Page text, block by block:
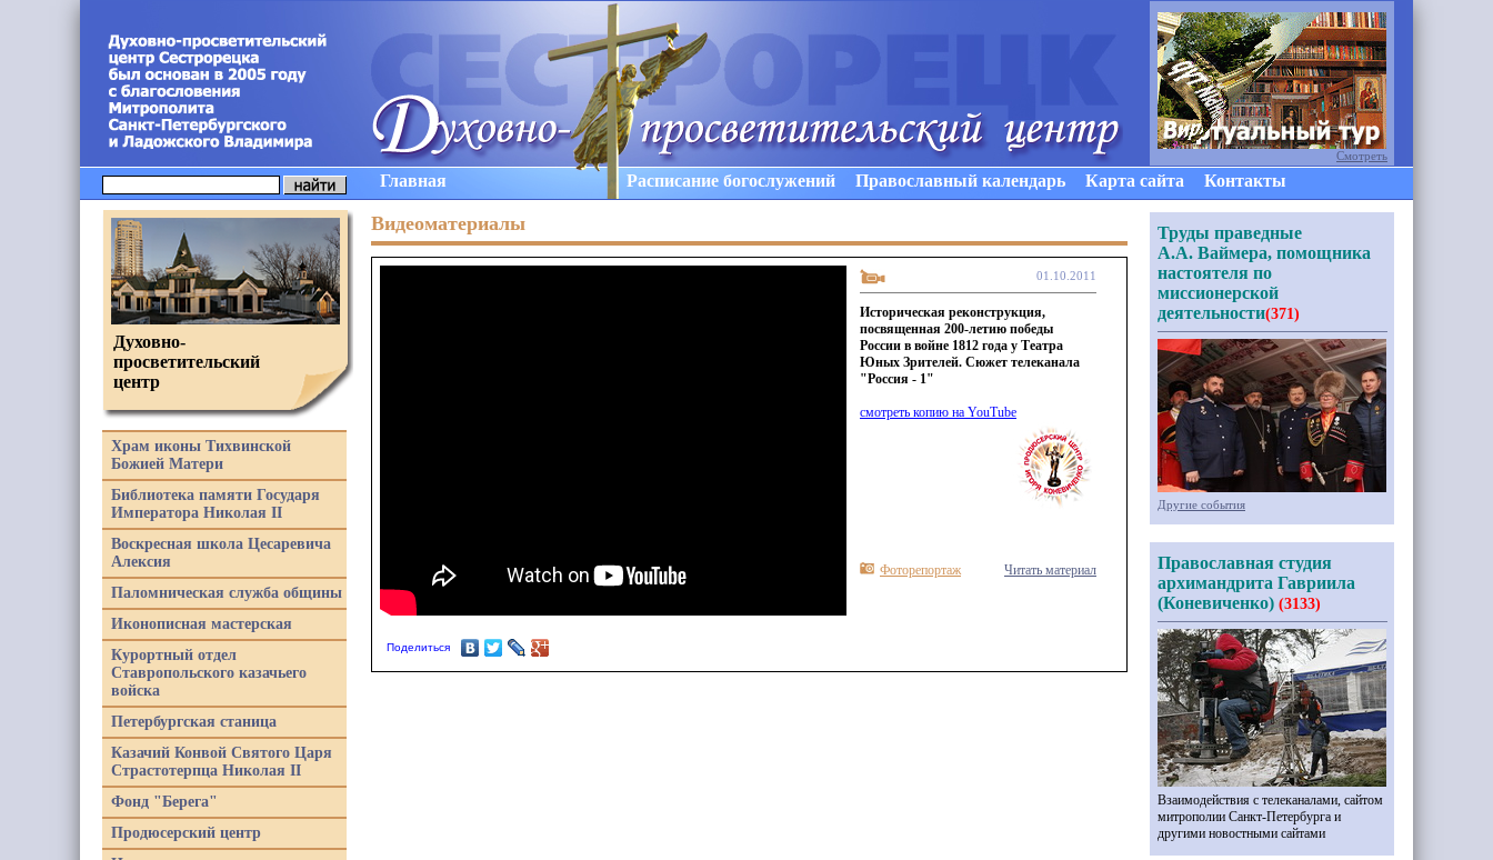
Главная Расписание богослужений Православный календарь Карта сайта Контакты
Видеоматериалы
Поделиться
01.10.2011
Историческая реконструкция,
посвященная 200-летию победы
России в войне 1812 года у Театра
Юных Зрителей. Сюжет телеканала
"Россия - 1"
смотреть копию на YouTube
Фоторепортаж Читать материал
Духовно-
просветительский
центр
Храм иконы Тихвинской
Божией Матери
Библиотека памяти Государя
Императора Николая II
Воскресная школа Цесаревича
Алексия
Паломническая служба общины
Иконописная мастерская
Курортный отдел
Ставропольского казачьего
войска
Петербургская станица
Казачий Конвой Святого Царя
Страстотерпца Николая II
Фонд "Берега"
Продюсерский центр
Смотреть
Труды праведные
А.А. Ваймера, помощника
настоятеля по
миссионерской
деятельности(371)
Другие события
Православная студия
архимандрита Гавриила
(Коневиченко) (3133)
Взаимодействия с телеканалами, сайтом
митрополии Санкт-Петербурга и
другими новостными сайтами